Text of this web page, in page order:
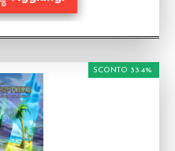
SCONTO 33.4%